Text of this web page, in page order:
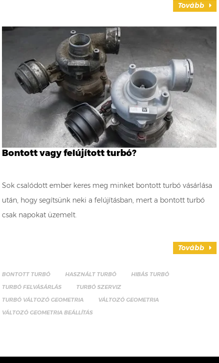
Tovább
Bontott vagy felújított turbó?
Sok csalódott ember keres meg minket bontott turbó vásárlása
után, hogy segítsünk neki a felújításban, mert a bontott turbó
csak napokat üzemelt.
Tovább
BONTOTT TURBÓ HASZNÁLT TURBÓ
HIBÁS TURBÓ
TURBÓ FELVÁSÁRLÁS
TURBÓ SZERVIZ
TURBÓ VÁLTOZÓ GEOMETRIA
VÁLTOZÓ GEOMETRIA
VÁLTOZÓ GEOMETRIA BEÁLLÍTÁS